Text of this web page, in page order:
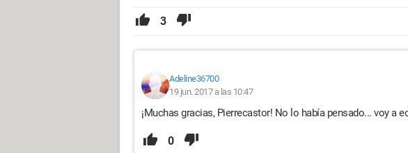
3
Adeline36700
19 jun. 2017 a las 10:47
¡Muchas gracias, Pierrecastor! No lo había pensado... voy a
0